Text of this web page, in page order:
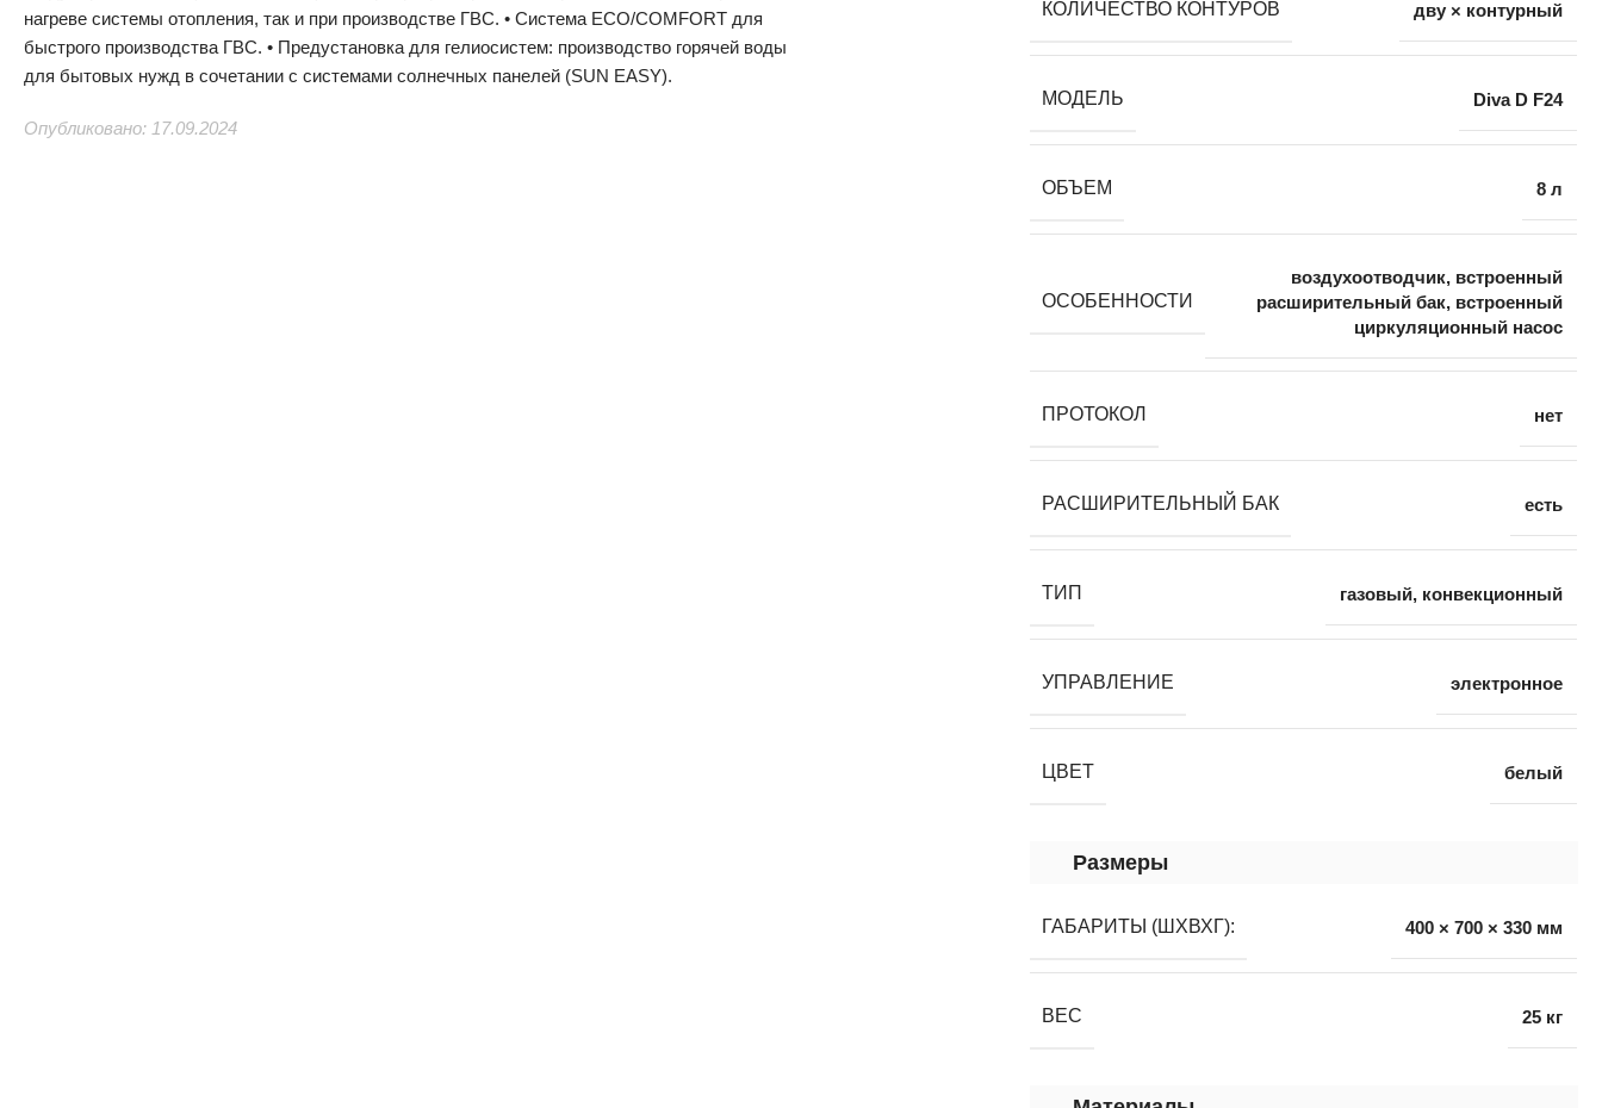
нагреве системы отопления, так и при производстве ГВС. • Система ECO/COMFORT для
быстрого производства ГВС. • Предустановка для гелиосистем: производство горячей воды
для бытовых нужд в сочетании с системами солнечных панелей (SUN EASY).
Опубликовано: 17.09.2024
КОЛИЧЕСТВО КОНТУРОВ дву × контурный
МОДЕЛЬ Diva D F24
ОБЪЕМ 8 л
ОСОБЕННОСТИ
воздухоотводчик, встроенный
расширительный бак, встроенный
циркуляционный насос
ПРОТОКОЛ нет
РАСШИРИТЕЛЬНЫЙ БАК есть
ТИП газовый, конвекционный
УПРАВЛЕНИЕ электронное
ЦВЕТ белый
Размеры
ГАБАРИТЫ (ШХВХГ): 400 × 700 × 330 мм
ВЕС 25 кг